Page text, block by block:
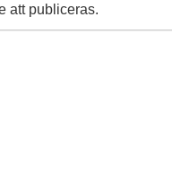
att publiceras.